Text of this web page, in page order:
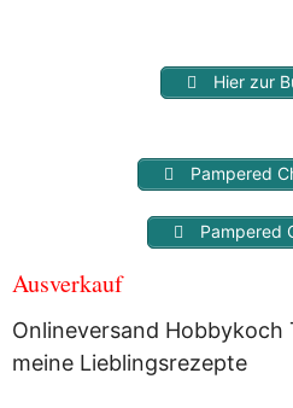
Hier zur
Pampered
Pampered
Ausverkauf
Onlineversand Hobbykoch
meine Lieblingsrezepte